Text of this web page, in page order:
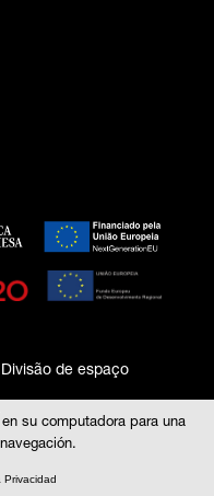
de espaço
su computadora para una
Privacidad